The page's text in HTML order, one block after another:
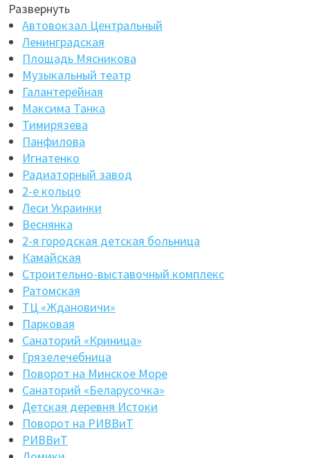
Развернуть
Автовокзал Центральный
Ленинградская
Площадь Мясникова
Музыкальный театр
Галантерейная
Максима Танка
Тимирязева
Панфилова
Игнатенко
Радиаторный завод
2-е кольцо
Леси Украинки
Веснянка
2-я городская детская больница
Камайская
Строительно-выставочный комплекс
Ратомская
ТЦ «Ждановичи»
Парковая
Санаторий «Криница»
Грязелечебница
Поворот на Минское Море
Санаторий «Беларусочка»
Детская деревня Истоки
Поворот на РИВВиТ
РИВВиТ